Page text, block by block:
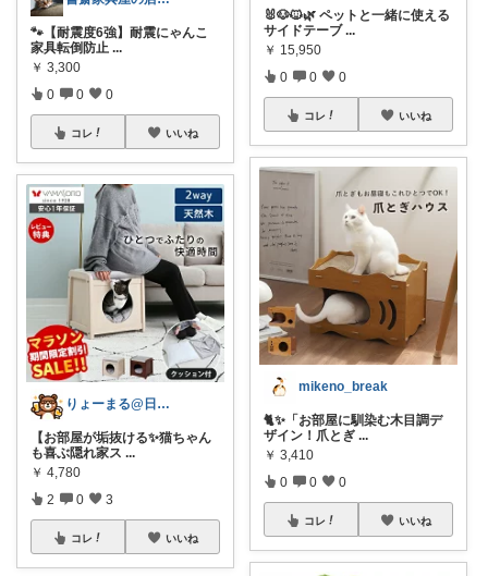
🐾【耐震度6強】耐震にゃんこ
家具転倒防止 ...
￥ 3,300
0 0 0
コレ いいね
りょーまる@日用品×ファッション
【お部屋が垢抜ける✨猫ちゃん
も喜ぶ隠れ家ス ...
￥ 4,780
2 0 3
コレ いいね
🐰🐶🐱🌿 ペットと一緒に使える
サイドテーブ ...
￥ 15,950
0 0 0
コレ いいね
mikeno_break
🐈✨「お部屋に馴染む木目調デ
ザイン！爪とぎ ...
￥ 3,410
0 0 0
コレ いいね